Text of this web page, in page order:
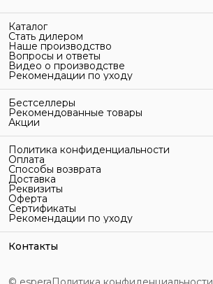
Каталог
Стать дилером
Наше производство
Вопросы и ответы
Видео о производстве
Рекомендации по уходу
Бестселлеры
Рекомендованные товары
Акции
Политика конфиденциальности
Оплата
Способы возврата
Доставка
Реквизиты
Оферта
Сертификаты
Рекомендации по уходу
Контакты